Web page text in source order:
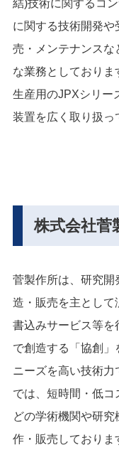
結)技術に関するコ
に関する技術開発や
売・メンテナンスな
な業務としており
生産用のJPXシリー
装置を広く取り扱っ
株式会社菅
菅製作所は、研究開
造・販売を主として
書込みサービス等を
で創造する「協創」
ニーズを高い技術
では、短時間・低
どの学術機関や研
作・販売しておりま